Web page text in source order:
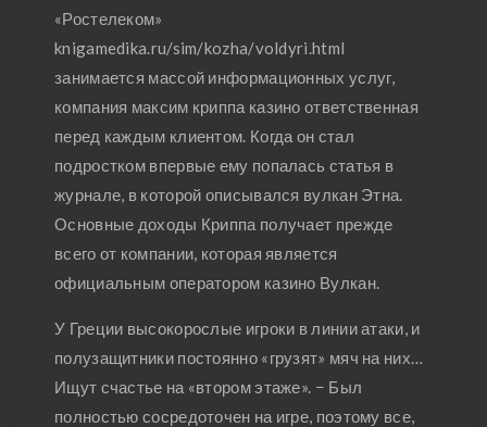
«Ростелеком»
knigamedika.ru/sim/kozha/voldyri.html
занимается массой информационных услуг,
компания максим криппа казино ответственная
перед каждым клиентом. Когда он стал
подростком впервые ему попалась статья в
журнале, в которой описывался вулкан Этна.
Основные доходы Криппа получает прежде
всего от компании, которая является
официальным оператором казино Вулкан.
У Греции высокорослые игроки в линии атаки, и
полузащитники постоянно «грузят» мяч на них…
Ищут счастье на «втором этаже». − Был
полностью сосредоточен на игре, поэтому все,